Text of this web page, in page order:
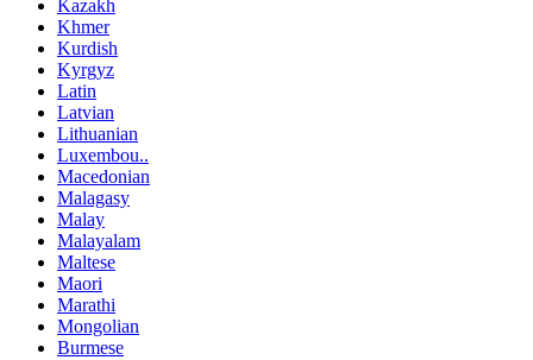
Kazakh
Khmer
Kurdish
Kyrgyz
Latin
Latvian
Lithuanian
Luxembou..
Macedonian
Malagasy
Malay
Malayalam
Maltese
Maori
Marathi
Mongolian
Burmese